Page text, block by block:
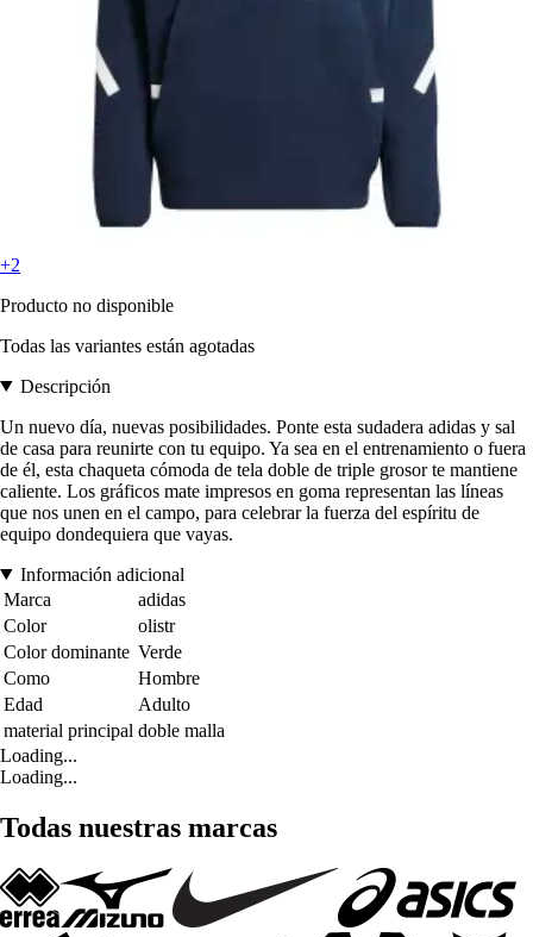
+2
Producto no disponible
Todas las variantes están agotadas
Descripción
Un nuevo día, nuevas posibilidades. Ponte esta sudadera adidas y sal
de casa para reunirte con tu equipo. Ya sea en el entrenamiento o fuera
de él, esta chaqueta cómoda de tela doble de triple grosor te mantiene
caliente. Los gráficos mate impresos en goma representan las líneas
que nos unen en el campo, para celebrar la fuerza del espíritu de
equipo dondequiera que vayas.
Información adicional
Marca
adidas
Color
olistr
Color dominante Verde
Como
Hombre
Edad
Adulto
material principal doble malla
Loading...
Loading...
Todas nuestras marcas